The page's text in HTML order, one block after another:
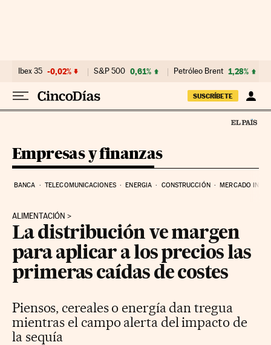
Ibex 35 -0,02% S&P 500 0,61% Petróleo Brent 1,28%
SUSCRÍBETE
Empresas y finanzas
BANCA TELECOMUNICACIONES ENERGIA CONSTRUCCIÓN MERCADO
ALIMENTACIÓN
La distribución ve margen
para aplicar a los precios las
primeras caídas de costes
Piensos, cereales o energía dan tregua
mientras el campo alerta del impacto de
la sequía